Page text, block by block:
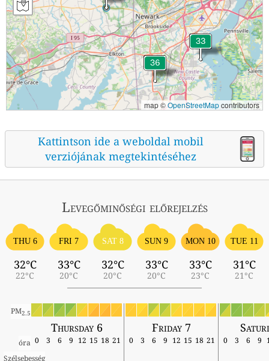
map ©OpenStreetMapcontributors
Kattintson ide a weboldal mobil
verziójának megtekintéséhez
Levegőminőségi előrejelzés
THU 6
32°C
22°C
FRI 7
33°C
20°C
SAT 8
32°C
20°C
SUN 9
33°C
20°C
MON 10
33°C
23°C
TUE 11
31°C
21°C
PM2.5
Thursday 6 Friday 7
óra 0 3 6 9 12 15 18 21 0 3 6 9 12 15 18 21 0 3 6 9
Szélsebesség